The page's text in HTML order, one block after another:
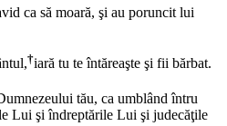
ca să moară, şi au poruncit lui
†iară tu te întăreaşte şi fii bărbat.
tău, ca umblând întru
Lui şi îndreptările Lui şi judecăţile